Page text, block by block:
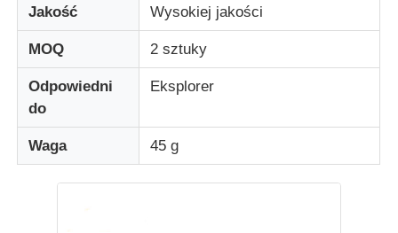
Produkty
Filmy
Jakość Wysokiej jakości
MOQ 2 sztuky
Odpowiedni
do
Eksplorer
Waga 45 g